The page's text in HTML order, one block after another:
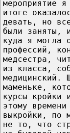
мероприятие
итоге
девать, но
были заняты,
куда я могла
профессий,
медсестра,
из класса,
медицинский.
маменьке,
курсы кройки
этому
выкройки, по
не то, что